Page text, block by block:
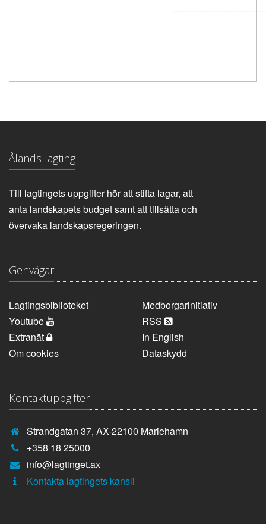
Ålands lagting
Till lagtingets uppgifter hör att stifta lagar, att
anta landskapets budget samt att tillsätta och
övervaka landskapsregeringen.
Genvägar
Lagtingsbiblioteket
Medborgarinitiativ
Youtube
RSS
Extranät
In English
Om cookies
Dataskydd
Kontaktuppgifter
Strandgatan 37, AX-22100 Mariehamn
Telefonnummer:
+358 18 25000
E-
post:
info@lagtinget.ax
Fler:
Kontakta lagtingets kansli